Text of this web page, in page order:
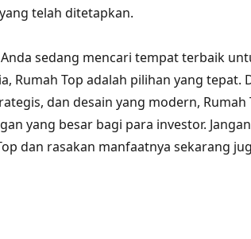
telah ditetapkan.
Anda sedang mencari tempat terbaik
Rumah Top adalah pilihan yang tepat.
dan desain yang modern,
yang besar bagi para investor.
dan rasakan manfaatnya sekarang